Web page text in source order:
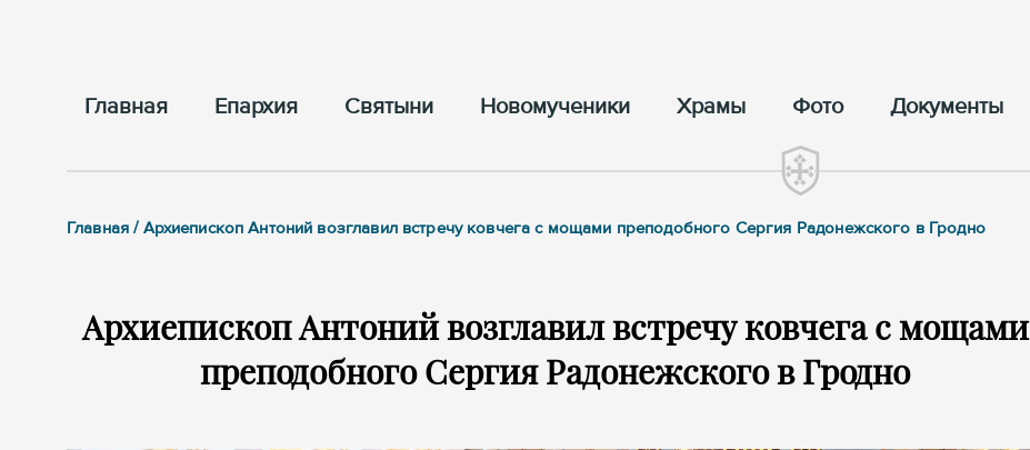
Главная Епархия Cвятыни Новомученики Храмы Фото Документы
Главная / Архиепископ Антоний возглавил встречу ковчега с мощами преподобного Сергия Радонежского в Гродно
Архиепископ Антоний возглавил встречу ковчега с мощами
преподобного Сергия Радонежского в Гродно